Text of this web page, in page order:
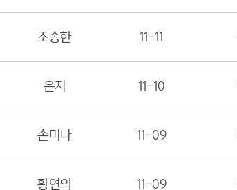
조송한 11-11
은지 11-10
손미나 11-09
황연의 11-09